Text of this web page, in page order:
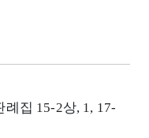
례집 15-2상, 1, 17-